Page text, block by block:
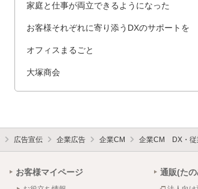
家庭と仕事が両立できるようになった
お客様それぞれに寄り添うDXのサポートを
オフィスまるごと
大塚商会
広告宣伝 企業広告 企業CM 企業CM DX・従
お客様マイページ 通販(た